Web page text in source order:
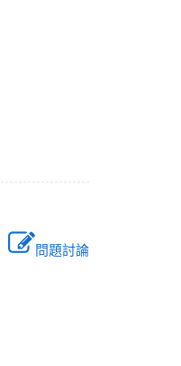
問題討論